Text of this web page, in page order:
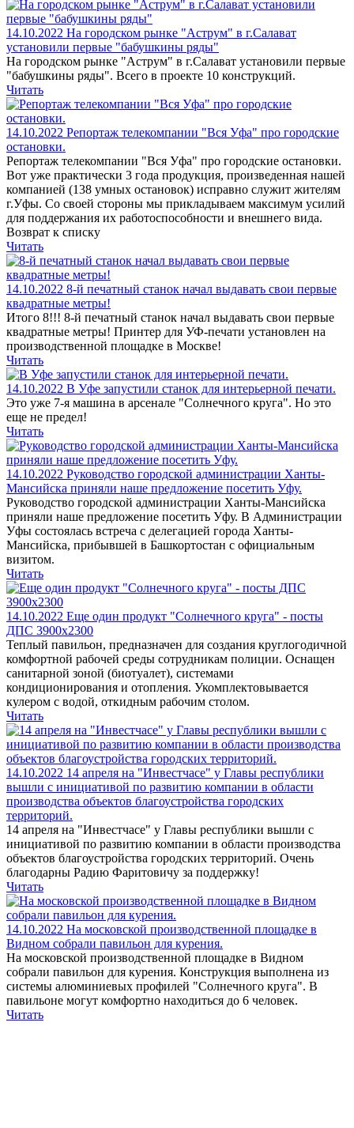
14.10.2022 На городском рынке "Аструм" в г.Салават
установили первые "бабушкины ряды"
На городском рынке "Аструм" в г.Салават установили первые
"бабушкины ряды". Всего в проекте 10 конструкций.
Читать
14.10.2022 Репортаж телекомпании "Вся Уфа" про городские
остановки.
Репортаж телекомпании "Вся Уфа" про городские остановки.
Вот уже практически 3 года продукция, произведенная нашей
компанией (138 умных остановок) исправно служит жителям
г.Уфы. Со своей стороны мы прикладываем максимум усилий
для поддержания их работоспособности и внешнего вида.
Возврат к списку
Читать
14.10.2022 8-й печатный станок начал выдавать свои первые
квадратные метры!
Итого 8!!! 8-й печатный станок начал выдавать свои первые
квадратные метры! Принтер для УФ-печати установлен на
производственной площадке в Москве!
Читать
14.10.2022 В Уфе запустили станок для интерьерной печати.
Это уже 7-я машина в арсенале "Солнечного круга". Но это
еще не предел!
Читать
14.10.2022 Руководство городской администрации Ханты-
Мансийска приняли наше предложение посетить Уфу.
Руководство городской администрации Ханты-Мансийска
приняли наше предложение посетить Уфу. В Администрации
Уфы состоялась встреча с делегацией города Ханты-
Мансийска, прибывшей в Башкортостан с официальным
визитом.
Читать
14.10.2022 Еще один продукт "Солнечного круга" - посты
ДПС 3900х2300
Теплый павильон, предназначен для создания круглогодичной
комфортной рабочей среды сотрудникам полиции. Оснащен
санитарной зоной (биотуалет), системами
кондиционирования и отопления. Укомплектовывается
кулером с водой, откидным рабочим столом.
Читать
14.10.2022 14 апреля на "Инвестчасе" у Главы республики
вышли с инициативой по развитию компании в области
производства объектов благоустройства городских
территорий.
14 апреля на "Инвестчасе" у Главы республики вышли с
инициативой по развитию компании в области производства
объектов благоустройства городских территорий. Очень
благодарны Радию Фаритовичу за поддержку!
Читать
14.10.2022 На московской производственной площадке в
Видном собрали павильон для курения.
На московской производственной площадке в Видном
собрали павильон для курения. Конструкция выполнена из
системы алюминиевых профилей "Солнечного круга". В
павильоне могут комфортно находиться до 6 человек.
Читать